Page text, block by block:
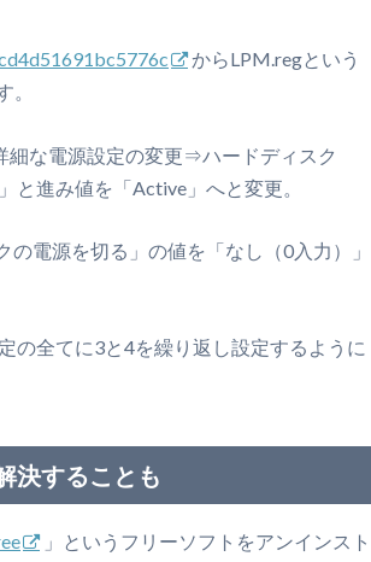
からLPM.regという
細な電源設定の変更⇒ハードディスク
進み値を「Active」へと変更。
電源を切る」の値を「なし（0入力）」
の全てに3と4を繰り返し設定するように
決することも
」というフリーソフトをアンインスト